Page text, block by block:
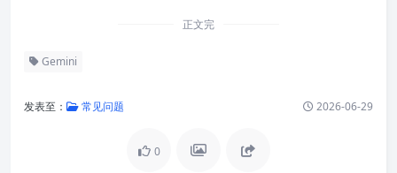
正文完
Gemini
发表至： 常见问题 2026-06-29
0